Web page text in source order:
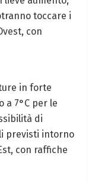
toccare i
con
in forte
a 7°C per le
di
previsti intorno
con raffiche